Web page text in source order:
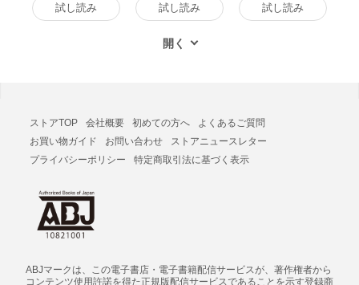
試し読み
試し読み 試し読み
ストアTOP 会社概要 初めての方へ
よくあるご質問
お買い物ガイド
お問い合わせ
ストアニュースレター
プライバシーポリシー
特定商取引法に基づく表示
ABJマークは、この電子書店・電子書籍配信サービスが、著作権者から
コンテンツ使用許諾を得た正規版配信サービスであることを示す登録商